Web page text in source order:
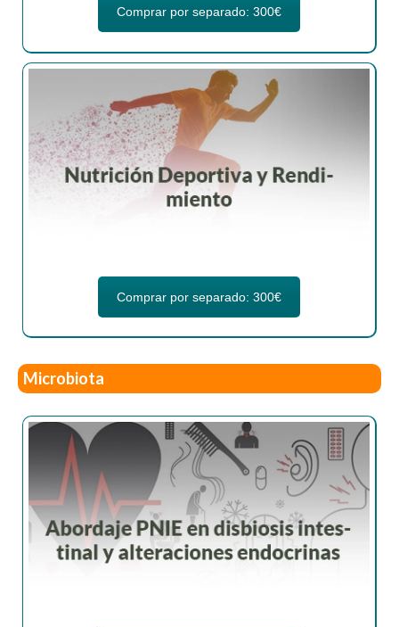
Comprar por separado: 300€
Comprar por separado: 300€
Microbiota